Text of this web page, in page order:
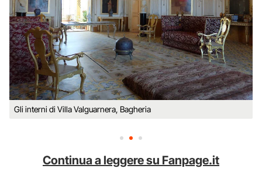
Gli interni di Villa Valguarnera, Bagheria
Continua a leggere su Fanpage.it